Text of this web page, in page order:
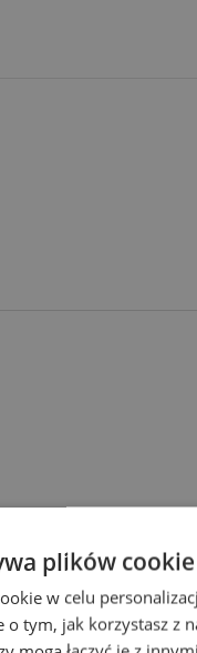
plików cookie
w celu
o tym, jak korzystasz z